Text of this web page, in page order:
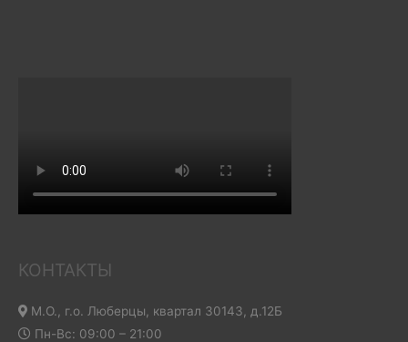
КОНТАКТЫ
М.О., г.о. Люберцы, квартал 30143, д.12Б
Пн-Вс: 09:00 – 21:00